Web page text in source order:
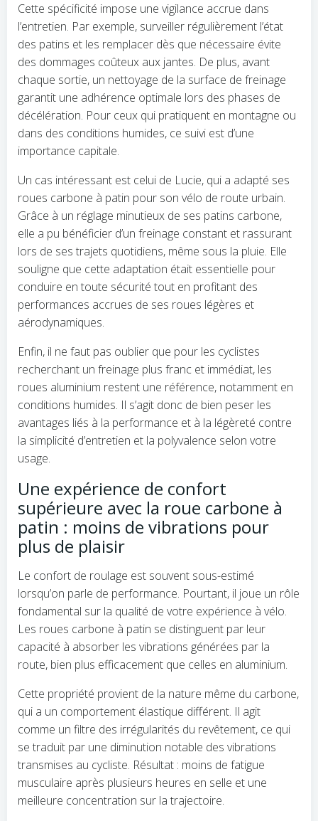
Cette spécificité impose une vigilance accrue dans
l’entretien. Par exemple, surveiller régulièrement l’état
des patins et les remplacer dès que nécessaire évite
des dommages coûteux aux jantes. De plus, avant
chaque sortie, un nettoyage de la surface de freinage
garantit une adhérence optimale lors des phases de
décélération. Pour ceux qui pratiquent en montagne ou
dans des conditions humides, ce suivi est d’une
importance capitale.
Un cas intéressant est celui de Lucie, qui a adapté ses
roues carbone à patin pour son vélo de route urbain.
Grâce à un réglage minutieux de ses patins carbone,
elle a pu bénéficier d’un freinage constant et rassurant
lors de ses trajets quotidiens, même sous la pluie. Elle
souligne que cette adaptation était essentielle pour
conduire en toute sécurité tout en profitant des
performances accrues de ses roues légères et
aérodynamiques.
Enfin, il ne faut pas oublier que pour les cyclistes
recherchant un freinage plus franc et immédiat, les
roues aluminium restent une référence, notamment en
conditions humides. Il s’agit donc de bien peser les
avantages liés à la performance et à la légèreté contre
la simplicité d’entretien et la polyvalence selon votre
usage.
Une expérience de confort
supérieure avec la roue carbone à
patin : moins de vibrations pour
plus de plaisir
Le confort de roulage est souvent sous-estimé
lorsqu’on parle de performance. Pourtant, il joue un rôle
fondamental sur la qualité de votre expérience à vélo.
Les roues carbone à patin se distinguent par leur
capacité à absorber les vibrations générées par la
route, bien plus efficacement que celles en aluminium.
Cette propriété provient de la nature même du carbone,
qui a un comportement élastique différent. Il agit
comme un filtre des irrégularités du revêtement, ce qui
se traduit par une diminution notable des vibrations
transmises au cycliste. Résultat : moins de fatigue
musculaire après plusieurs heures en selle et une
meilleure concentration sur la trajectoire.